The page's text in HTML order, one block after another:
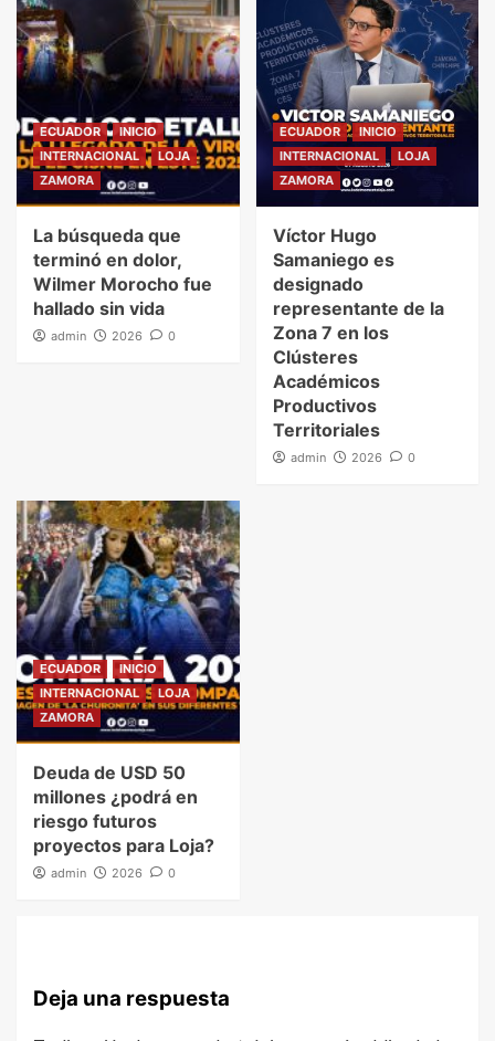
ECUADOR
INICIO
INTERNACIONAL
LOJA
ZAMORA
La búsqueda que
terminó en dolor,
Wilmer Morocho fue
hallado sin vida
admin 2026 0
ECUADOR
INICIO
INTERNACIONAL
LOJA
ZAMORA
Víctor Hugo
Samaniego es
designado
representante de la
Zona 7 en los
Clústeres
Académicos
Productivos
Territoriales
admin 2026 0
ECUADOR
INICIO
INTERNACIONAL
LOJA
ZAMORA
Deuda de USD 50
millones ¿podrá en
riesgo futuros
proyectos para Loja?
admin 2026 0
Deja una respuesta